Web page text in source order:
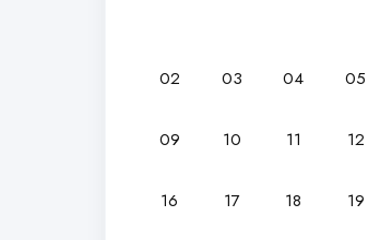
02 03 04 05
09 10 11 12
16 17 18 19